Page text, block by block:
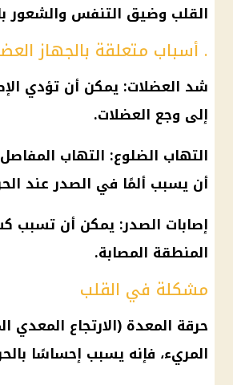
القلب وضيق التنفس والشعور
. أسباب متعلقة بالجهاز
شد العضلات: يمكن أن تؤدي
إلى وجع العضلات.
التهاب الضلوع: التهاب
أن يسبب ألمًا في الصدر عند
إصابات الصدر: يمكن أن تسبب
المنطقة المصابة.
مشكلة في القلب
حرقة المعدة (الارتجاع
المريء، فإنه يسبب إحساسًا